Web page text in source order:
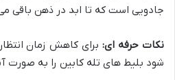
جادویی است که تا ابد در ذهن باقی
نکات حرفه ای:برای کاهش زمان
شود بلیط های تله کابین را به صورت